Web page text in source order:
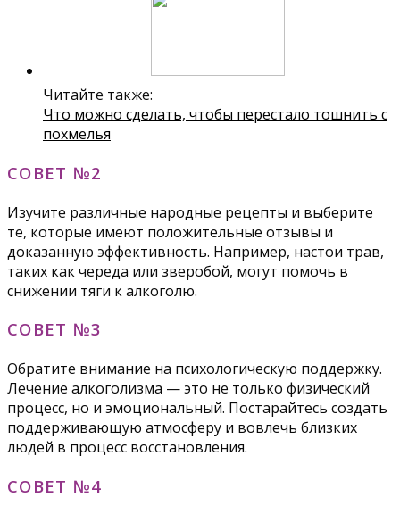
Читайте также:
Что можно сделать, чтобы перестало тошнить с
похмелья
СОВЕТ №2
Изучите различные народные рецепты и выберите
те, которые имеют положительные отзывы и
доказанную эффективность. Например, настои трав,
таких как череда или зверобой, могут помочь в
снижении тяги к алкоголю.
СОВЕТ №3
Обратите внимание на психологическую поддержку.
Лечение алкоголизма — это не только физический
процесс, но и эмоциональный. Постарайтесь создать
поддерживающую атмосферу и вовлечь близких
людей в процесс восстановления.
СОВЕТ №4